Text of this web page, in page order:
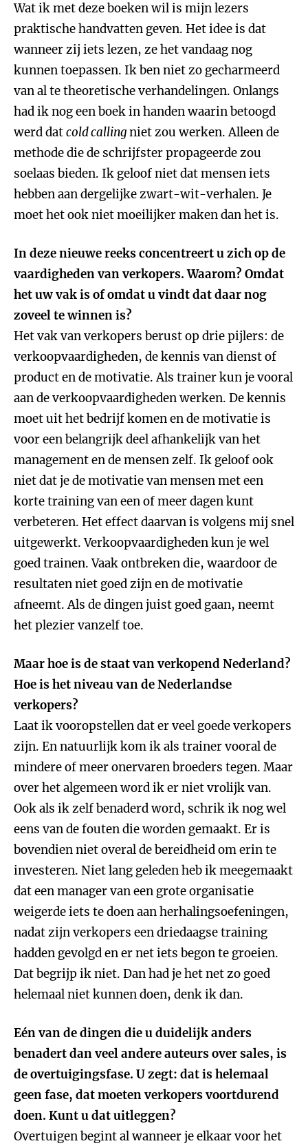
Wat ik met deze boeken wil is mijn lezers
praktische handvatten geven. Het idee is dat
wanneer zij iets lezen, ze het vandaag nog
kunnen toepassen. Ik ben niet zo gecharmeerd
van al te theoretische verhandelingen. Onlangs
had ik nog een boek in handen waarin betoogd
werd datcold callingniet zou werken. Alleen de
methode die de schrijfster propageerde zou
soelaas bieden. Ik geloof niet dat mensen iets
hebben aan dergelijke zwart-wit-verhalen. Je
moet het ook niet moeilijker maken dan het is.
In deze nieuwe reeks concentreert u zich op de
vaardigheden van verkopers. Waarom? Omdat
het uw vak is of omdat u vindt dat daar nog
zoveel te winnen is?
Het vak van verkopers berust op drie pijlers: de
verkoopvaardigheden, de kennis van dienst of
product en de motivatie. Als trainer kun je vooral
aan de verkoopvaardigheden werken. De kennis
moet uit het bedrijf komen en de motivatie is
voor een belangrijk deel afhankelijk van het
management en de mensen zelf. Ik geloof ook
niet dat je de motivatie van mensen met een
korte training van een of meer dagen kunt
verbeteren. Het effect daarvan is volgens mij snel
uitgewerkt. Verkoopvaardigheden kun je wel
goed trainen. Vaak ontbreken die, waardoor de
resultaten niet goed zijn en de motivatie
afneemt. Als de dingen juist goed gaan, neemt
het plezier vanzelf toe.
Maar hoe is de staat van verkopend Nederland?
Hoe is het niveau van de Nederlandse
verkopers?
Laat ik vooropstellen dat er veel goede verkopers
zijn. En natuurlijk kom ik als trainer vooral de
mindere of meer onervaren broeders tegen. Maar
over het algemeen word ik er niet vrolijk van.
Ook als ik zelf benaderd word, schrik ik nog wel
eens van de fouten die worden gemaakt. Er is
bovendien niet overal de bereidheid om erin te
investeren. Niet lang geleden heb ik meegemaakt
dat een manager van een grote organisatie
weigerde iets te doen aan herhalingsoefeningen,
nadat zijn verkopers een driedaagse training
hadden gevolgd en er net iets begon te groeien.
Dat begrijp ik niet. Dan had je het net zo goed
helemaal niet kunnen doen, denk ik dan.
Eén van de dingen die u duidelijk anders
benadert dan veel andere auteurs over sales, is
de overtuigingsfase. U zegt: dat is helemaal
geen fase, dat moeten verkopers voortdurend
doen. Kunt u dat uitleggen?
Overtuigen begint al wanneer je elkaar voor het